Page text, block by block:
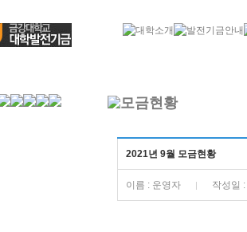
2021년 9월 모금현황
이름 : 운영자 | 작성일